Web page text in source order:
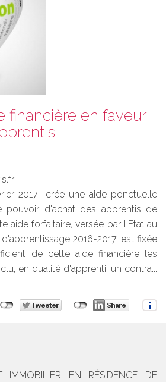
financière en faveur
2017 crée une aide ponctuelle
pouvoir d'achat des apprentis de
aide forfaitaire, versée par l'Etat au
2016-2017, est fixée
de cette aide financière les
en qualité d'apprenti, un contra...
IMMOBILIER EN RÉSIDENCE DE